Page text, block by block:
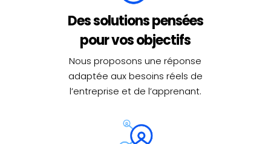
Des solutions pensées
pour vos objectifs
Nous proposons une réponse
adaptée aux besoins réels de
l’entreprise et de l’apprenant.